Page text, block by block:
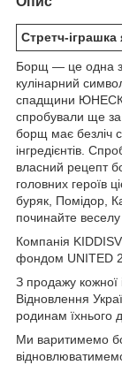
Стретч-
Борщ — це одна з
кулінарний
спадщини
спробували ще за
борщ має безліч
інгредієнтів.
власний рецепт
головних героїв
буряк, Помідор,
починайте веселу
Компанія
фондом UNITED
З продажу кожної
Відновлення
родинам їхнього
Ми варитимемо